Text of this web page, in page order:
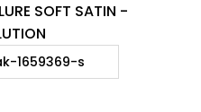
SOFT SATIN -